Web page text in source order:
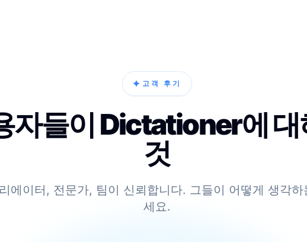
✦ 고객 후기
자들이 Dictationer에 대
것
에이터, 전문가, 팀이 신뢰합니다. 그들이 어떻게 생각
세요.